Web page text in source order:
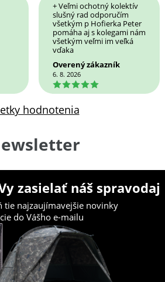
+ Veľmi ochotný kolektív
slušný rad odporučím
všetkým p Hofierka Peter
pomáha aj s kolegami nám
všetkým veľmi im veľká
vďaka
Overený zákazník
6. 8. 2026
5
hodnotenia
zasielať náš spravodaj
tie najzaujímavejšie novinky
do Vášho e-mailu